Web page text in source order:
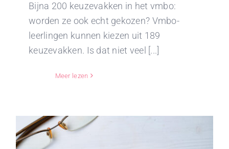
Bijna 200 keuzevakken in het vmbo:
worden ze ook echt gekozen? Vmbo-
leerlingen kunnen kiezen uit 189
keuzevakken. Is dat niet veel [...]
Meer lezen